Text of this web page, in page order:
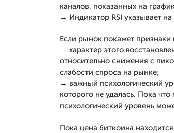
каналов, показанных на
→ Индикатор RSI указывает
Если рынок покажет признаки
→ характер этого
относительно снижения с
слабости спроса на рынке;
→ важный психологический
которого не удалась. Пока
психологический уровень
Пока цена биткоина